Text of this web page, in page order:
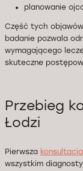
planowanie
Część tych
badanie pozwala
wymagającego
skuteczne
Przebieg
Łodzi
Pierwsza
wszystkim